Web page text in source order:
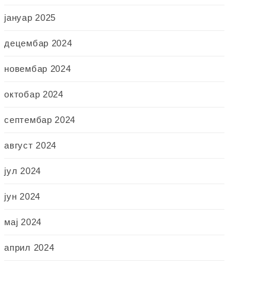
јануар 2025
децембар 2024
новембар 2024
октобар 2024
септембар 2024
август 2024
јул 2024
јун 2024
мај 2024
април 2024